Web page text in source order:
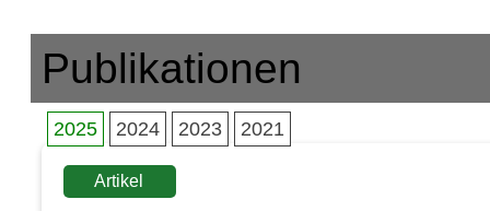
Publikationen
2025 2024 2023 2021
Artikel